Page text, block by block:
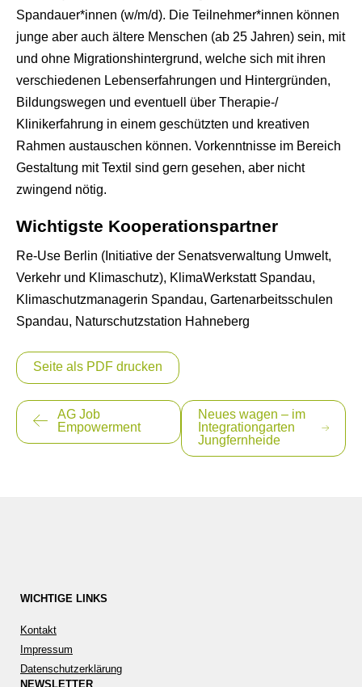
Spandauer*innen (w/m/d). Die Teilnehmer*innen können
junge aber auch ältere Menschen (ab 25 Jahren) sein, mit
und ohne Migrationshintergrund, welche sich mit ihren
verschiedenen Lebenserfahrungen und Hintergründen,
Bildungswegen und eventuell über Therapie-/
Klinikerfahrung in einem geschützten und kreativen
Rahmen austauschen können. Vorkenntnisse im Bereich
Gestaltung mit Textil sind gern gesehen, aber nicht
zwingend nötig.
Wichtigste Kooperationspartner
Re-Use Berlin (Initiative der Senatsverwaltung Umwelt,
Verkehr und Klimaschutz), KlimaWerkstatt Spandau,
Klimaschutzmanagerin Spandau, Gartenarbeitsschulen
Spandau, Naturschutzstation Hahneberg
Seite als PDF drucken
Beitragsnavigation
AG Job
Empowerment
Neues wagen – im
Integrationgarten
Jungfernheide
WICHTIGE LINKS
Kontakt
Impressum
Datenschutzerklärung
NEWSLETTER